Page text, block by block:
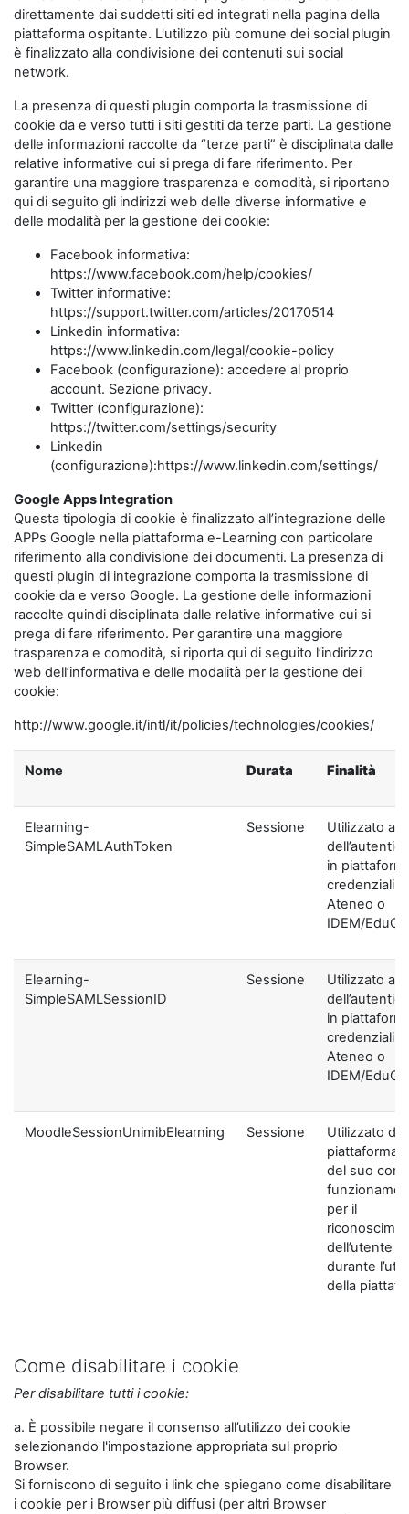
direttamente dai suddetti siti ed integrati nella pagina della
piattaforma ospitante. L'utilizzo più comune dei social plugin
è finalizzato alla condivisione dei contenuti sui social
network.
La presenza di questi plugin comporta la trasmissione di
cookie da e verso tutti i siti gestiti da terze parti. La gestione
delle informazioni raccolte da “terze parti” è disciplinata dalle
relative informative cui si prega di fare riferimento. Per
garantire una maggiore trasparenza e comodità, si riportano
qui di seguito gli indirizzi web delle diverse informative e
delle modalità per la gestione dei cookie:
Facebook informativa:
https://www.facebook.com/help/cookies/
Twitter informative:
https://support.twitter.com/articles/20170514
Linkedin informativa:
https://www.linkedin.com/legal/cookie-policy
Facebook (configurazione): accedere al proprio
account. Sezione privacy.
Twitter (configurazione):
https://twitter.com/settings/security
Linkedin
(configurazione):https://www.linkedin.com/settings/
Google Apps Integration
Questa tipologia di cookie è finalizzato all’integrazione delle
APPs Google nella piattaforma e-Learning con particolare
riferimento alla condivisione dei documenti. La presenza di
questi plugin di integrazione comporta la trasmissione di
cookie da e verso Google. La gestione delle informazioni
raccolte quindi disciplinata dalle relative informative cui si
prega di fare riferimento. Per garantire una maggiore
trasparenza e comodità, si riporta qui di seguito l’indirizzo
web dell’informativa e delle modalità per la gestione dei
cookie:
http://www.google.it/intl/it/policies/technologies/cookies/
Nome Durata Finalità
Elearning-
SimpleSAMLAuthToken
Sessione
Utilizzato ai
in
credenziali di
Ateneo o
IDEM/
Elearning-
SimpleSAMLSessionID
Sessione
Utilizzato ai
in
credenziali di
Ateneo o
IDEM/
MoodleSessionUnimibElearning Sessione
Utilizzato
piattaforma
del suo
per il
dell’utente
durante
della
Come disabilitare i cookie
Per disabilitare tutti i cookie:
a. È possibile negare il consenso all’utilizzo dei cookie
selezionando l'impostazione appropriata sul proprio
Browser.
Si forniscono di seguito i link che spiegano come disabilitare
i cookie per i Browser più diffusi (per altri Browser